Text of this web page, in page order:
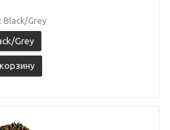
Black/Grey
Grey